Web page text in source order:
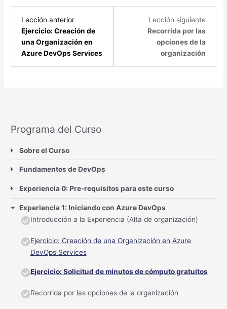
Lección anterior
Ejercicio: Creación de
una Organización en
Azure DevOps Services
Lección siguiente
Recorrida por las
opciones de la
organización
Programa del Curso
Sobre el Curso
Fundamentos de DevOps
Experiencia 0: Pre-requisitos para este curso
Experiencia 1: Iniciando con Azure DevOps
Introducción a la Experiencia (Alta de organización)
Ejercicio: Creación de una Organización en Azure
DevOps Services
Ejercicio: Solicitud de minutos de cómputo gratuitos
Recorrida por las opciones de la organización